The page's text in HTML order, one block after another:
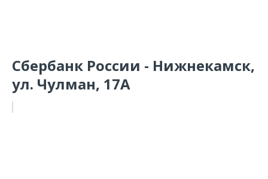
Сбербанк России - Нижнекамск,
ул. Чулман, 17А